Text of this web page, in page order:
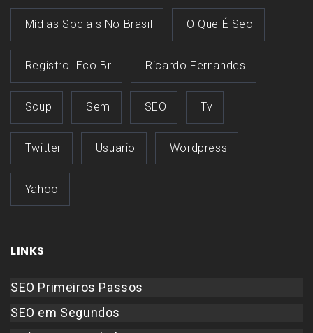
Mídias Sociais No Brasil O Que É Seo
Registro .eco.br Ricardo Fernandes
Scup Sem SEO Tv
Twitter Usuario Wordpress
Yahoo
LINKS
SEO Primeiros Passos
SEO em Segundos